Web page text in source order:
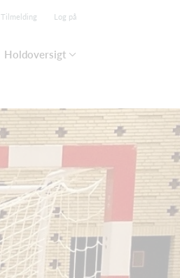
Tilmelding Log på
Holdoversigt